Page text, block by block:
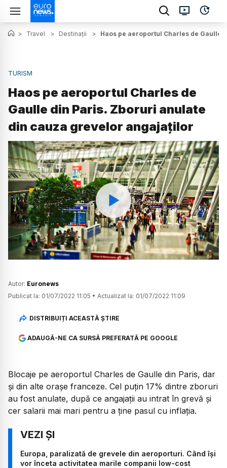
> Travel > Destinații > Haos pe aeroportul Charles de
TURISM
Haos pe aeroportul Charles de
Gaulle din Paris. Zboruri anulate
din cauza grevelor angajaților
Watch
Autor: Euronews
Publicat la: 01/07/2022 11:05 • Actualizat la: 01/07/2022 11:09
DISTRIBUIȚI ACEASTĂ ȘTIRE
ADAUGĂ-NE CA SURSĂ PREFERATĂ PE GOOGLE
Blocaje pe aeroportul Charles de Gaulle din Paris, dar
și din alte orașe franceze. Cel puțin 17% dintre zboruri
au fost anulate, după ce angajații au intrat în grevă și
cer salarii mai mari pentru a ține pasul cu inflația.
Europa, paralizată de grevele din aeroporturi. Când își
vor înceta activitatea marile companii low-cost